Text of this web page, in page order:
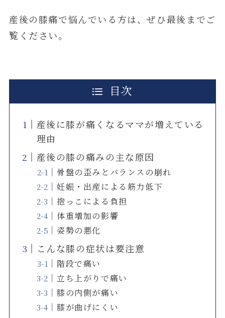
産後の膝痛で悩んでいる方は、ぜひ最後までご
覧ください。
目次
産後に膝が痛くなるママが増えている
理由
産後の膝の痛みの主な原因
骨盤の歪みとバランスの崩れ
妊娠・出産による筋力低下
抱っこによる負担
体重増加の影響
姿勢の悪化
こんな膝の症状は要注意
階段で痛い
立ち上がりで痛い
膝の内側が痛い
膝が曲げにくい